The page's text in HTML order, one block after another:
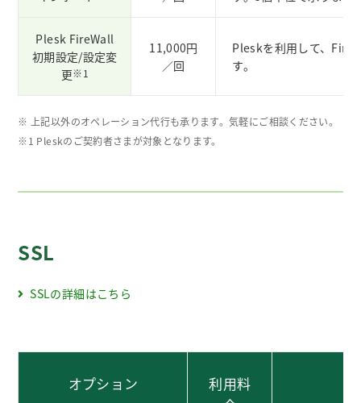
Plesk FireWall
初期設定/設定変
更※1
11,000円
／回
Pleskを利用して、
す。
※ 上記以外のオペレーション代行も承ります。気軽にご相談ください。
※1 Pleskのご契約者さまが対象となります。
SSL
SSLの詳細はこちら
オプション
利用料